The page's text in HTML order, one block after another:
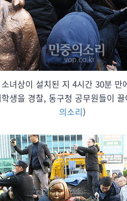
녀상이 설치된 지 4시간 30분 만
생을 경찰, 동구청 공무원들이
의소리)